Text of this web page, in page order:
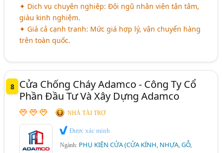
✦ Dịch vụ chuyên nghiệp: Đội ngũ nhân viên tận tâm,
giàu kinh nghiệm.
✦ Giá cả cạnh tranh: Mức giá hợp lý, vận chuyển hàng
trên toàn quốc.
8
Cửa Chống Cháy Adamco - Công Ty Cổ
Phần Đầu Tư Và Xây Dựng Adamco
NHÀ TÀI TRỢ
Được xác minh
Ngành: PHỤ KIỆN CỬA (CỬA KÍNH, NHỰA, GỖ,